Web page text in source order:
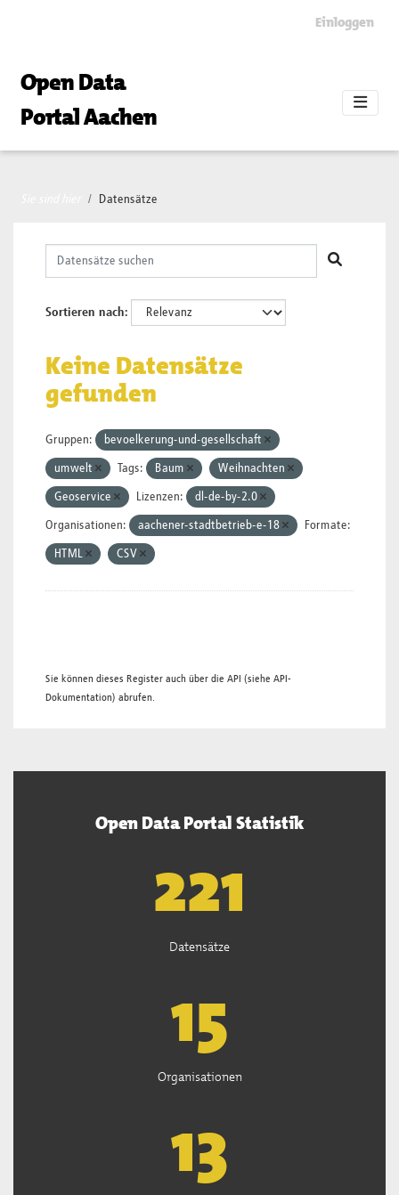
Einloggen
Open Data
Portal Aachen
Datensätze
Sortieren nach
Keine Datensätze
gefunden
Gruppen: bevoelkerung-und-gesellschaft
umwelt Tags: Baum Weihnachten
Geoservice Lizenzen: dl-de-by-2.0
Organisationen: aachener-stadtbetrieb-e-18 Formate:
HTML CSV
Sie können dieses Register auch über die API (siehe API-
Dokumentation) abrufen.
Open Data Portal Statistik
222
Datensätze
15
Organisationen
13